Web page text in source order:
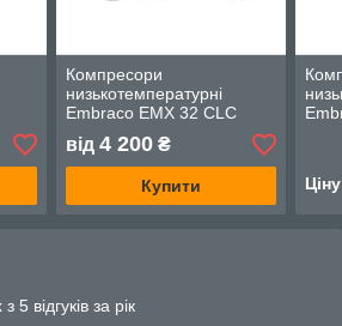
Компресори
низькотемпературні
Embraco EMX 32 CLC
від 4 200₴
Купити
5 відгуків за рік